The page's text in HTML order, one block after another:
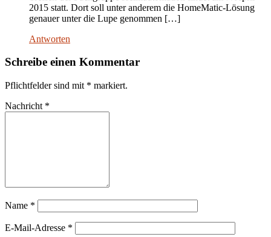
2015 statt. Dort soll unter anderem die HomeMatic-Lösung
genauer unter die Lupe genommen […]
Antworten
Schreibe einen Kommentar
Pflichtfelder sind mit * markiert.
Nachricht *
Name *
E-Mail-Adresse *